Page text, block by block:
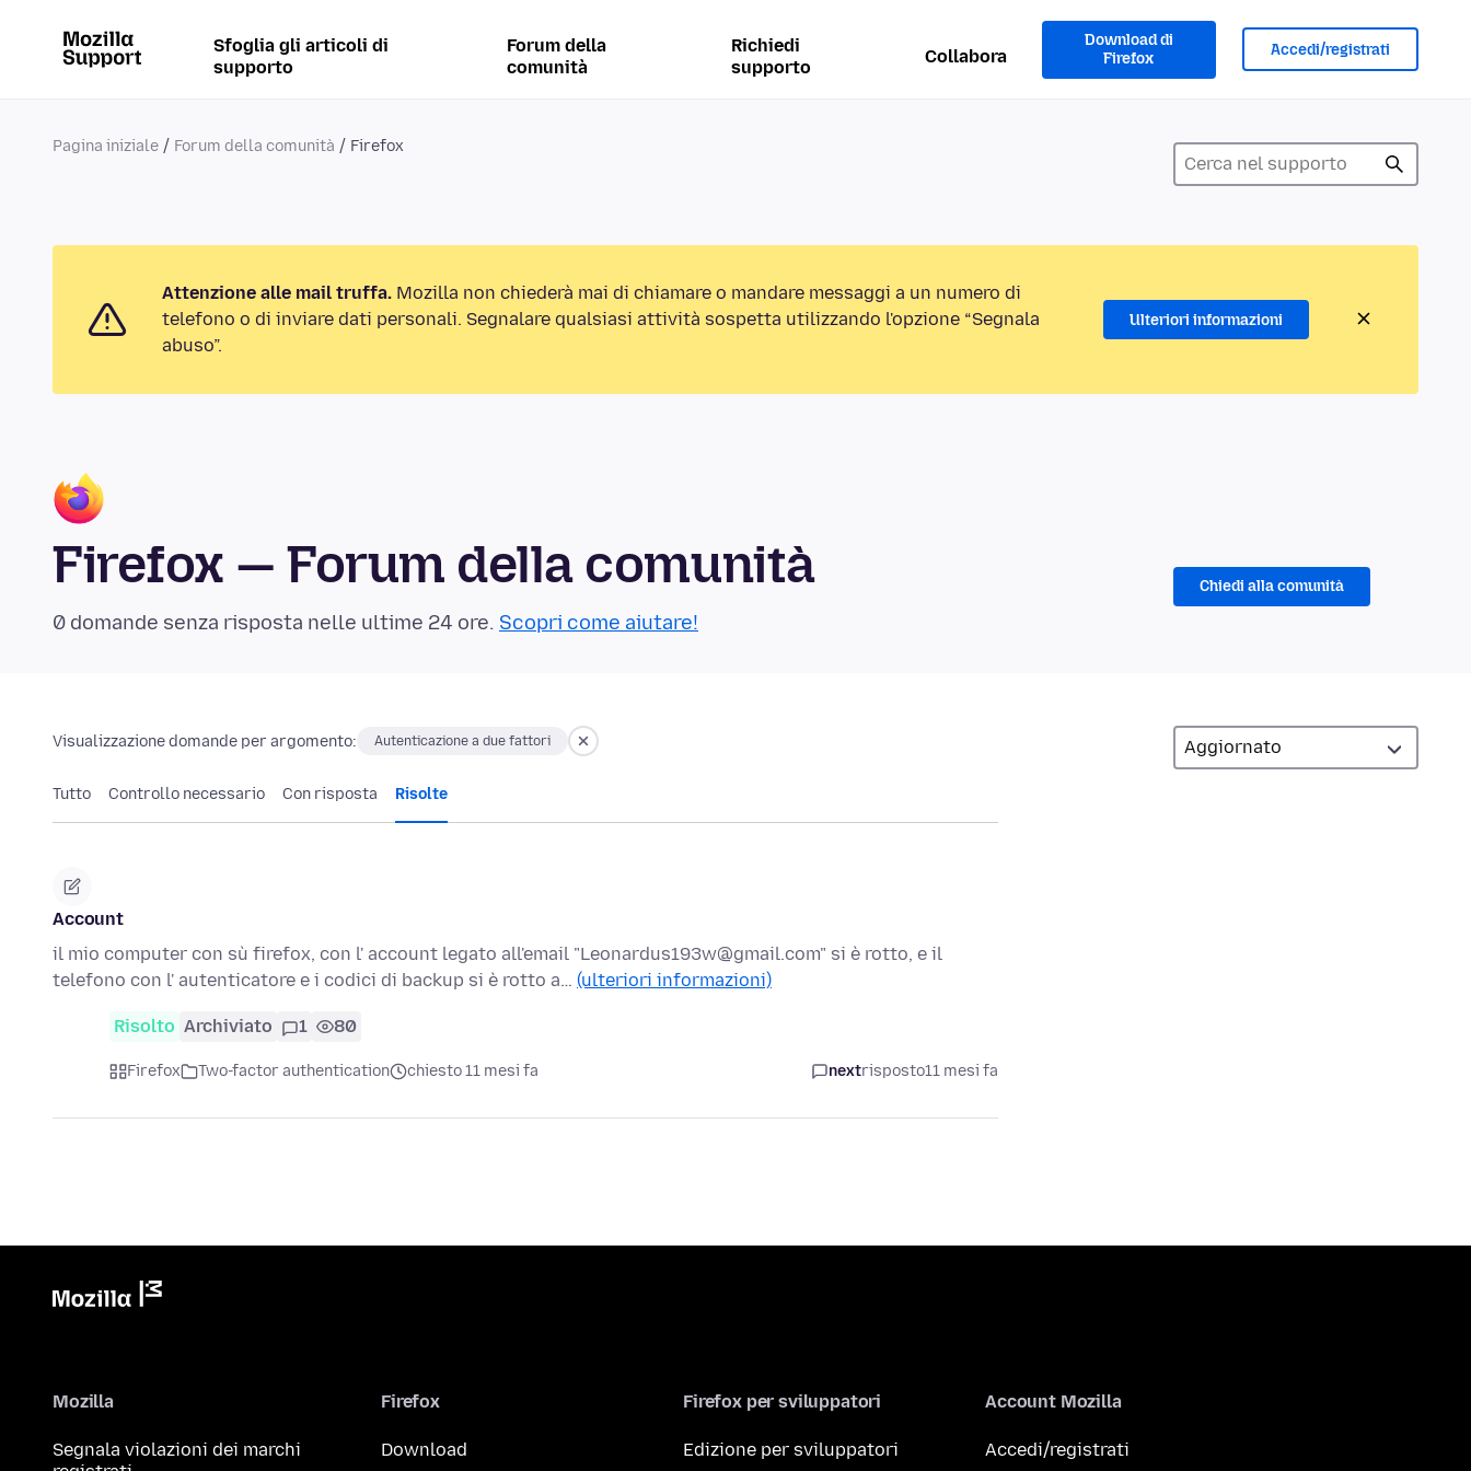
Sfoglia gli articoli di
supporto
Forum della
comunità
Richiedi
supporto
Collabora
Download di
Firefox
Accedi/registrati
Pagina iniziale Forum della comunità Firefox
Attenzione alle mail truffa. Mozilla non chiederà mai di chiamare o mandare messaggi a un numero di
telefono o di inviare dati personali. Segnalare qualsiasi attività sospetta utilizzando l'opzione “Segnala
abuso”.
Ulteriori informazioni
Firefox — Forum della comunità
0 domande senza risposta nelle ultime 24 ore. Scopri come aiutare!
Chiedi alla comunità
Visualizzazione domande per argomento: Autenticazione a due fattori
Tutto Controllo necessario Con risposta Risolte
Account
il mio computer con sù firefox, con l' account legato all'email "Leonardus193w@gmail.com" si è rotto, e il
telefono con l' autenticatore e i codici di backup si è rotto a… (ulteriori informazioni)
Risolto Archiviato 1 80
Firefox Two-factor authentication chiesto 11 mesi fa nextrisposto11 mesi fa
Mozilla
Segnala violazioni dei marchi
Firefox
Download
Firefox per sviluppatori
Edizione per sviluppatori
Account Mozilla
Accedi/registrati